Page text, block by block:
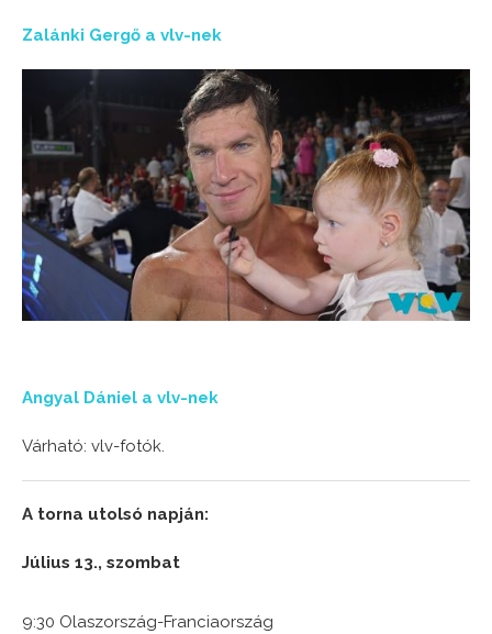
Zalánki Gergő a vlv-nek
Angyal Dániel a vlv-nek
Várható: vlv-fotók.
A torna utolsó napján:
Július 13., szombat
9:30 Olaszország-Franciaország